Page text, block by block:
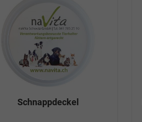
Schnappdeckel